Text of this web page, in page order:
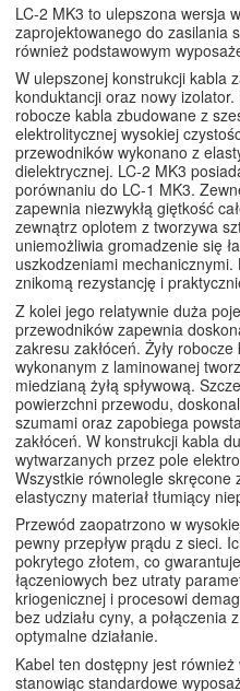
LC-2 MK3 to ulepszona wersja
zaprojektowanego do zasilania
również podstawowym
W ulepszonej konstrukcji kabla
konduktancji oraz nowy izolator.
robocze kabla zbudowane z
elektrolitycznej wysokiej
przewodników wykonano z
dielektrycznej. LC-2 MK3
porównaniu do LC-1 MK3.
zapewnia niezwykłą giętkość
zewnątrz oplotem z tworzywa
uniemożliwia gromadzenie się
uszkodzeniami
znikomą rezystancję i
Z kolei jego relatywnie duża
przewodników zapewnia
zakresu zakłóceń. Żyły
wykonanym z laminowanej
miedzianą żyłą spływową.
powierzchni przewodu,
szumami oraz zapobiega
zakłóceń. W konstrukcji kabla
wytwarzanych przez pole
Wszystkie równolegle skręcone
elastyczny materiał tłumiący
Przewód zaopatrzono w
pewny przepływ prądu z sieci.
pokrytego złotem, co
łączeniowych bez utraty
kriogenicznej i procesowi
bez udziału cyny, a
optymalne działanie.
Kabel ten dostępny jest
stanowiąc standardowe